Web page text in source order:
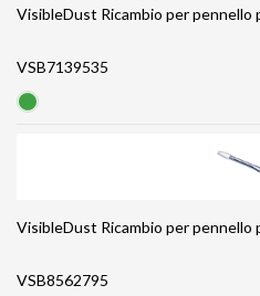
VisibleDust Ricambio per pennello
VSB7139535
VisibleDust Ricambio per pennello
VSB8562795